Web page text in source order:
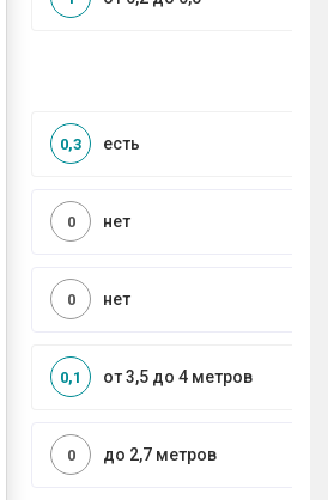
есть
0,3
нет
0
нет
0
от 3,5 до 4 метров
0,1
до 2,7 метров
0